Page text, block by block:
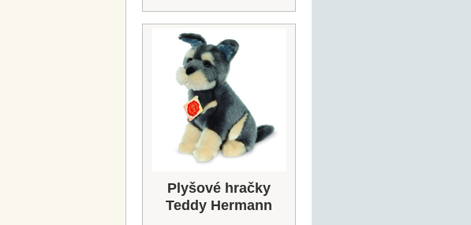
Plyšové hračky
Teddy Hermann